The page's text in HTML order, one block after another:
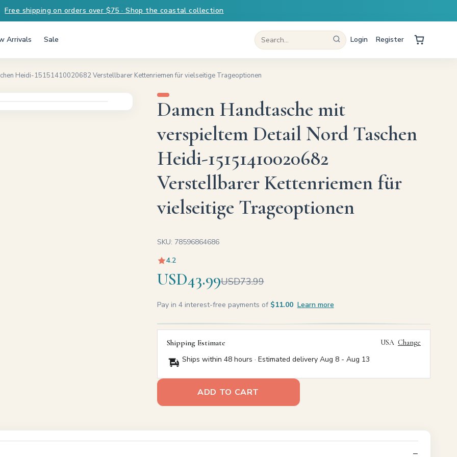
Free shipping on orders over $75 · Shop the coastal collection
Arrivals Sale Login Register
Heidi-15151410020682 Verstellbarer Kettenriemen für vielseitige Trageoptionen
Damen Handtasche mit
verspieltem Detail Nord Taschen
Heidi-15151410020682
Verstellbarer Kettenriemen für
vielseitige Trageoptionen
SKU: 78596864686
4.2
USD43.99USD73.99
Pay in 4 interest-free payments of $11.00 Learn more
Shipping Estimate USA Change
Ships within 48 hours · Estimated delivery Aug 8- Aug 13
ADD TO CART